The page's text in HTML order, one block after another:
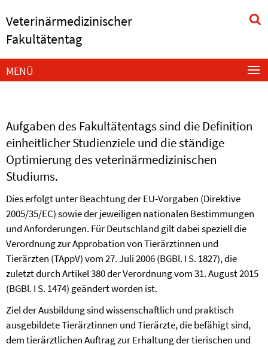
direkt
zu
Veterinärmedizinischer
Fakultätentag
Service-
Navigation
MENÜ
Aufgaben des Fakultätentags sind die Definition
einheitlicher Studienziele und die ständige
Optimierung des veterinärmedizinischen
Studiums.
Dies erfolgt unter Beachtung der EU-Vorgaben (Direktive
2005/35/EC) sowie der jeweiligen nationalen Bestimmungen
und Anforderungen. Für Deutschland gilt dabei speziell die
Verordnung zur Approbation von Tierärztinnen und
Tierärzten (TAppV) vom 27. Juli 2006 (BGBl. I S. 1827), die
zuletzt durch Artikel 380 der Verordnung vom 31. August 2015
(BGBl. I S. 1474) geändert worden ist.
Ziel der Ausbildung sind wissenschaftlich und praktisch
ausgebildete Tierärztinnen und Tierärzte, die befähigt sind,
dem tierärztlichen Auftrag zur Erhaltung der tierischen und